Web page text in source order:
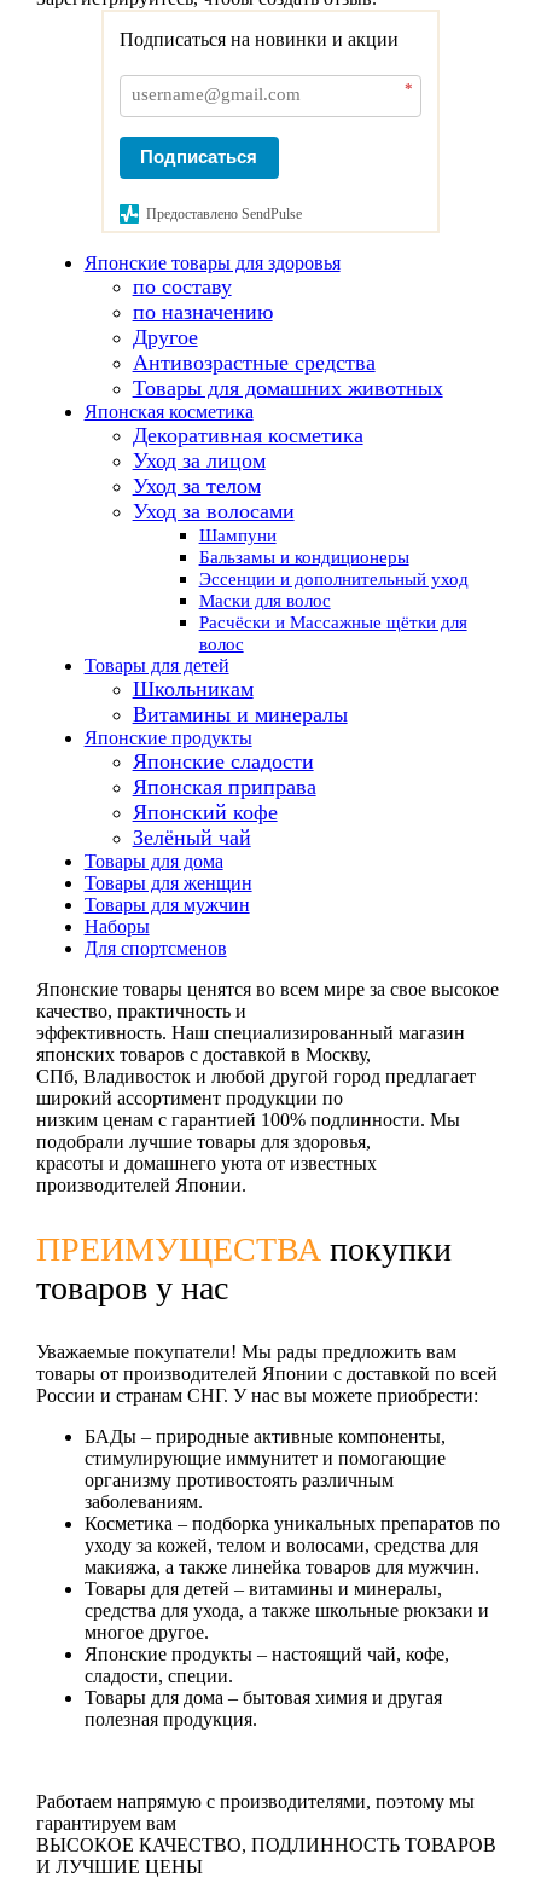
Подписаться на новинки и акции
*
Подписаться
Предоставлено SendPulse
Японские товары для здоровья
по составу
по назначению
Другое
Антивозрастные средства
Товары для домашних животных
Японская косметика
Декоративная косметика
Уход за лицом
Уход за телом
Уход за волосами
Шампуни
Бальзамы и кондиционеры
Эссенции и дополнительный уход
Маски для волос
Расчёски и Массажные щётки для
волос
Товары для детей
Школьникам
Витамины и минералы
Японские продукты
Японские сладости
Японская приправа
Японский кофе
Зелёный чай
Товары для дома
Товары для женщин
Товары для мужчин
Наборы
Для спортсменов
Японские товары ценятся во всем мире за свое высокое
качество, практичность и
эффективность. Наш специализированный магазин
японских товаров с доставкой в Москву,
СПб, Владивосток и любой другой город предлагает
широкий ассортимент продукции по
низким ценам с гарантией 100% подлинности. Мы
подобрали лучшие товары для здоровья,
красоты и домашнего уюта от известных
производителей Японии.
ПРЕИМУЩЕСТВА покупки
товаров у нас
Уважаемые покупатели! Мы рады предложить вам
товары от производителей Японии с доставкой по всей
России и странам СНГ. У нас вы можете приобрести:
БАДы– природные активные компоненты,
стимулирующие иммунитет и помогающие
организму противостоять различным
заболеваниям.
Косметика – подборка уникальных препаратов по
уходу за кожей, телом и волосами, средства для
макияжа, а также линейка товаров для мужчин.
Товары для детей – витамины и минералы,
средства для ухода, а также школьные рюкзаки и
многое другое.
Японские продукты– настоящий чай, кофе,
сладости, специи.
Товары для дома – бытовая химия и другая
полезная продукция.
Работаем напрямую с производителями, поэтому мы
гарантируем вам
ВЫСОКОЕ КАЧЕСТВО, ПОДЛИННОСТЬ ТОВАРОВ
И ЛУЧШИЕ ЦЕНЫ